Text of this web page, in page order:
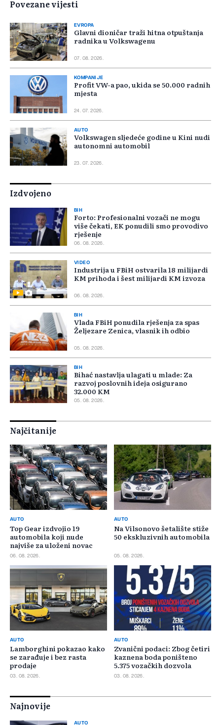
Povezane vijesti
EVROPA
Glavni dioničar traži hitna otpuštanja
radnika u Volkswagenu
07. 08. 2026.
KOMPANIJE
Profit VW-a pao, ukida se 50.000 radnih
mjesta
24. 07. 2026.
AUTO
Volkswagen sljedeće godine u Kini nudi
autonomni automobil
23. 07. 2026.
Izdvojeno
BIH
Forto: Profesionalni vozači ne mogu
više čekati, EK ponudili smo provodivo
rješenje
06. 08. 2026.
VIDEO
Industrija u FBiH ostvarila 18 milijardi
KM prihoda i šest milijardi KM izvoza
06. 08. 2026.
BIH
Vlada FBiH ponudila rješenja za spas
Željezare Zenica, vlasnik ih odbio
05. 08. 2026.
BIH
Bihać nastavlja ulagati u mlade: Za
razvoj poslovnih ideja osigurano
32.000 KM
05. 08. 2026.
Najčitanije
AUTO
Top Gear izdvojio 19
automobila koji nude
najviše za uloženi novac
06. 08. 2026.
AUTO
Na Vilsonovo šetalište stiže
50 ekskluzivnih automobila
05. 08. 2026.
AUTO
Lamborghini pokazao kako
se zarađuje i bez rasta
prodaje
03. 08. 2026.
AUTO
Zvanični podaci: Zbog četiri
kaznena boda poništeno
5.375 vozačkih dozvola
03. 08. 2026.
Najnovije
AUTO